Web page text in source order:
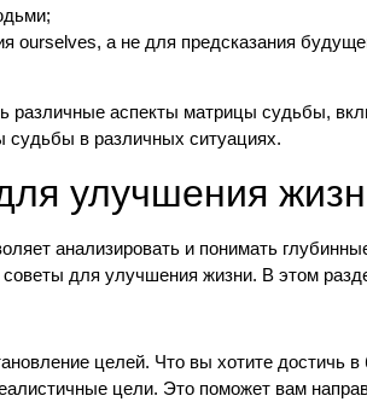
ourselves, а не для предсказания
аспекты матрицы судьбы,
судьбы в различных ситуациях.
улучшения
анализировать и понимать
советы для улучшения жизни. В этом
целей. Что вы хотите достичь
цели. Это поможет вам